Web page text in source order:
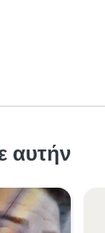
αυτήν